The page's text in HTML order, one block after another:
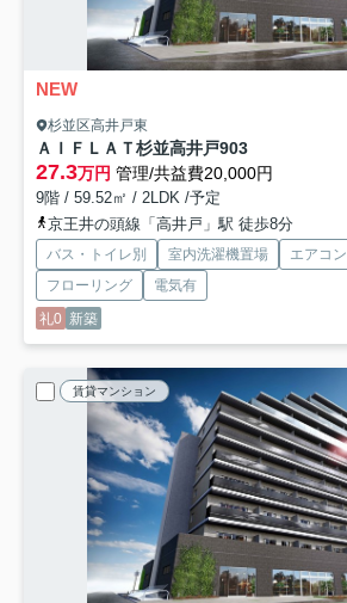
NEW
杉並区高井戸東
ＡＩＦＬＡＴ杉並高井戸903
27.3万円 管理/共益費20,000円
9階 / 59.52㎡ / 2LDK /予定
京王井の頭線「高井戸」駅 徒歩8分
バス・トイレ別 室内洗濯機置場 エアコン
フローリング
電気有
礼0 新築
賃貸マンション